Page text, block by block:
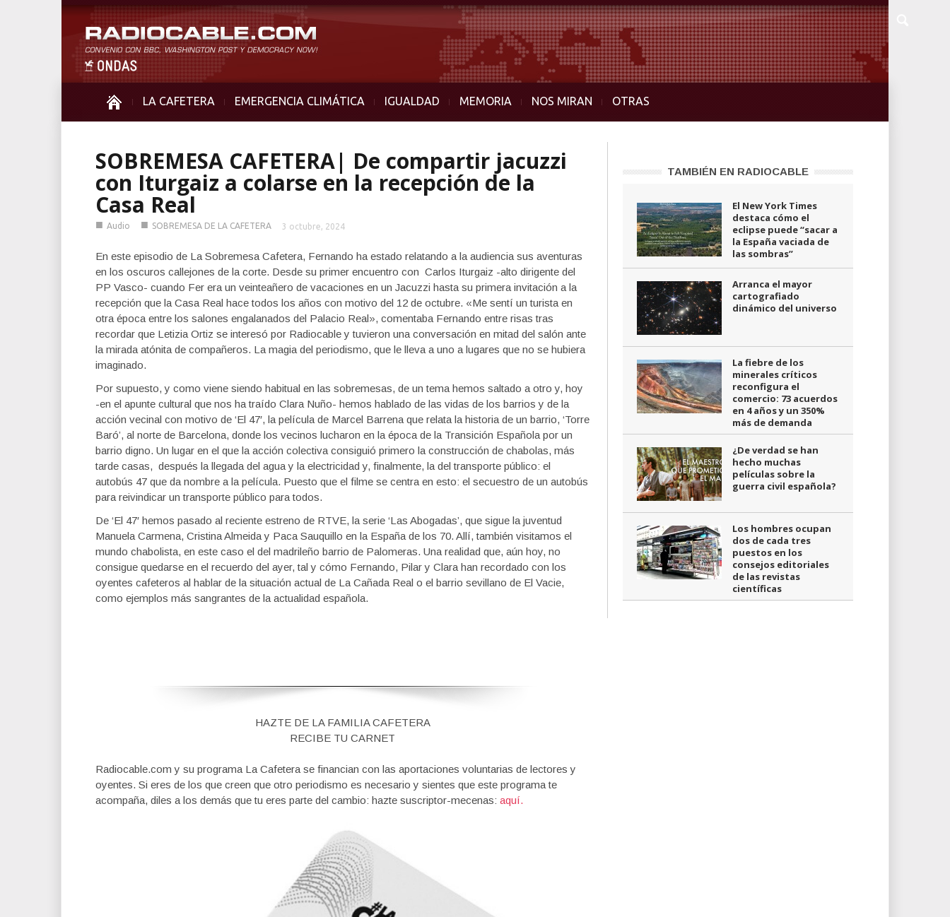
LA CAFETERA EMERGENCIA CLIMÁTICA IGUALDAD MEMORIA NOS MIRAN OTRAS
SOBREMESA CAFETERA| De compartir jacuzzi
con Iturgaiz a colarse en la recepción de la
Casa Real
■ Audio ■ SOBREMESA DE LA CAFETERA 3 octubre, 2024
En este episodio de La Sobremesa Cafetera, Fernando ha estado relatando a la audiencia sus aventuras
en los oscuros callejones de la corte. Desde su primer encuentro con Carlos Iturgaiz -alto dirigente del
PP Vasco- cuando Fer era un veinteañero de vacaciones en un Jacuzzi hasta su primera invitación a la
recepción que la Casa Real hace todos los años con motivo del 12 de octubre. «Me sentí un turista en
otra época entre los salones engalanados del Palacio Real», comentaba Fernando entre risas tras
recordar que Letizia Ortiz se interesó por Radiocable y tuvieron una conversación en mitad del salón ante
la mirada atónita de compañeros. La magia del periodismo, que le lleva a uno a lugares que no se hubiera
imaginado.
Por supuesto, y como viene siendo habitual en las sobremesas, de un tema hemos saltado a otro y, hoy
-en el apunte cultural que nos ha traído Clara Nuño- hemos hablado de las vidas de los barrios y de la
acción vecinal con motivo de ‘El 47′, la película de Marcel Barrena que relata la historia de un barrio, ‘Torre
Baró’, al norte de Barcelona, donde los vecinos lucharon en la época de la Transición Española por un
barrio digno. Un lugar en el que la acción colectiva consiguió primero la construcción de chabolas, más
tarde casas, después la llegada del agua y la electricidad y, finalmente, la del transporte público: el
autobús 47 que da nombre a la película. Puesto que el filme se centra en esto: el secuestro de un autobús
para reivindicar un transporte público para todos.
De ‘El 47′ hemos pasado al reciente estreno de RTVE, la serie ‘Las Abogadas’, que sigue la juventud
Manuela Carmena, Cristina Almeida y Paca Sauquillo en la España de los 70. Allí, también visitamos el
mundo chabolista, en este caso el del madrileño barrio de Palomeras. Una realidad que, aún hoy, no
consigue quedarse en el recuerdo del ayer, tal y cómo Fernando, Pilar y Clara han recordado con los
oyentes cafeteros al hablar de la situación actual de La Cañada Real o el barrio sevillano de El Vacie,
como ejemplos más sangrantes de la actualidad española.
HAZTE DE LA FAMILIA CAFETERA
RECIBE TU CARNET
Radiocable.com y su programa La Cafetera se financian con las aportaciones voluntarias de lectores y
oyentes. Si eres de los que creen que otro periodismo es necesario y sientes que este programa te
acompaña, diles a los demás que tu eres parte del cambio: hazte suscriptor-mecenas: aquí.
TAMBIÉN EN RADIOCABLE
El New York Times
destaca cómo el
eclipse puede “sacar a
la España vaciada de
las sombras”
Arranca el mayor
cartografiado
dinámico del universo
La fiebre de los
minerales críticos
reconfigura el
comercio: 73 acuerdos
en 4 años y un 350%
más de demanda
¿De verdad se han
hecho muchas
películas sobre la
guerra civil española?
Los hombres ocupan
dos de cada tres
puestos en los
consejos editoriales
de las revistas
científicas